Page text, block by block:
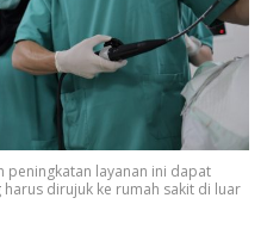
peningkatan layanan ini dapat
dirujuk ke rumah sakit di luar